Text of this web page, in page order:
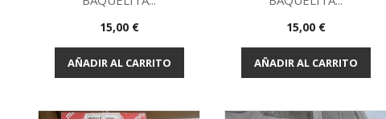
Vista rápida
Precio
15,00 €
AÑADIR AL CARRITO
Vista rápida
Precio
15,00 €
AÑADIR AL CARRITO